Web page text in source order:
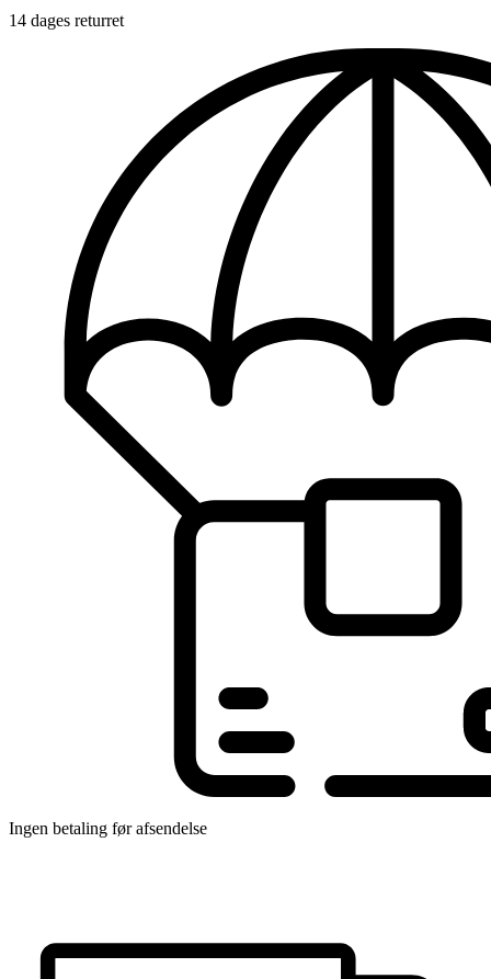
14 dages returret
Ingen betaling før afsendelse